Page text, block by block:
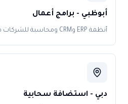
أبوظبي - برامج أعمال
أنظمة ERP وCRM ومحاسبة للشركات في أبوظبي
دبي - استضافة سحابية